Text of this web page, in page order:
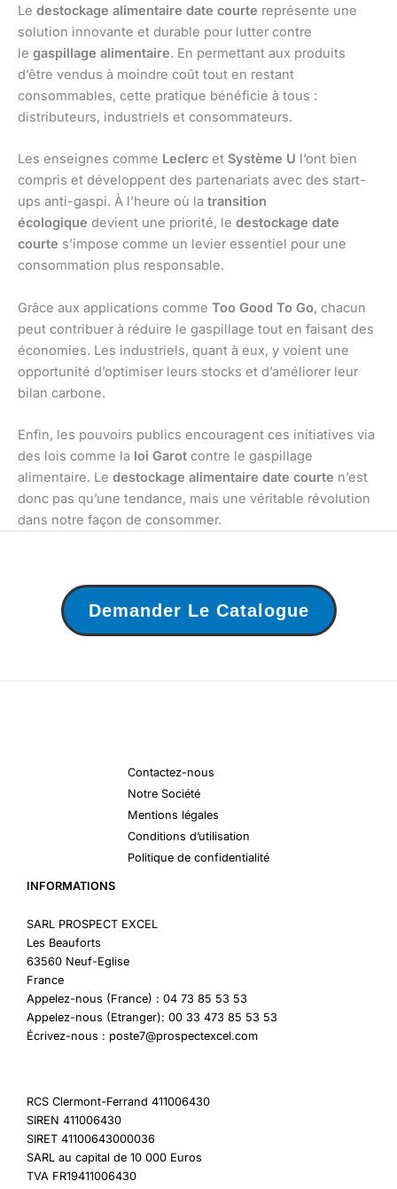
Le destockage alimentaire date courte représente une
solution innovante et durable pour lutter contre
le gaspillage alimentaire. En permettant aux produits
d’être vendus à moindre coût tout en restant
consommables, cette pratique bénéficie à tous :
distributeurs, industriels et consommateurs.
Les enseignes comme Leclerc et Système U l’ont bien
compris et développent des partenariats avec des start-
ups anti-gaspi. À l’heure où la transition
écologique devient une priorité, le destockage date
courte s’impose comme un levier essentiel pour une
consommation plus responsable.
Grâce aux applications comme Too Good To Go, chacun
peut contribuer à réduire le gaspillage tout en faisant des
économies. Les industriels, quant à eux, y voient une
opportunité d’optimiser leurs stocks et d’améliorer leur
bilan carbone.
Enfin, les pouvoirs publics encouragent ces initiatives via
des lois comme la loi Garot contre le gaspillage
alimentaire. Le destockage alimentaire date courte n’est
donc pas qu’une tendance, mais une véritable révolution
dans notre façon de consommer.
Demander Le Catalogue
Contactez-nous
Notre Société
Mentions légales
Conditions d’utilisation
Politique de confidentialité
INFORMATIONS
SARL PROSPECT EXCEL
Les Beauforts
63560 Neuf-Eglise
France
Appelez-nous (France) : 04 73 85 53 53
Appelez-nous (Etranger): 00 33 473 85 53 53
Écrivez-nous : poste7@prospectexcel.com
RCS Clermont-Ferrand 411006430
SIREN 411006430
SIRET 41100643000036
SARL au capital de 10 000 Euros
TVA FR19411006430